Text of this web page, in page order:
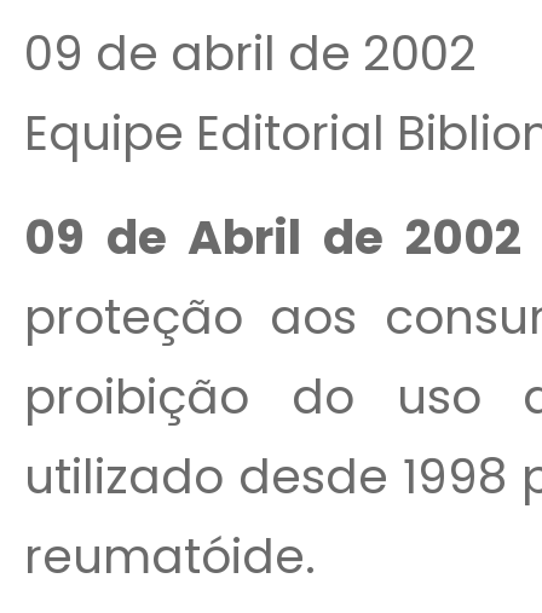
09 de abril de 2002
Equipe Editorial
09 de Abril de
proteção aos
proibição do uso
utilizado desde
reumatóide.